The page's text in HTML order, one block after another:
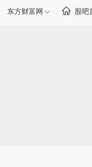
东方财富网 股吧